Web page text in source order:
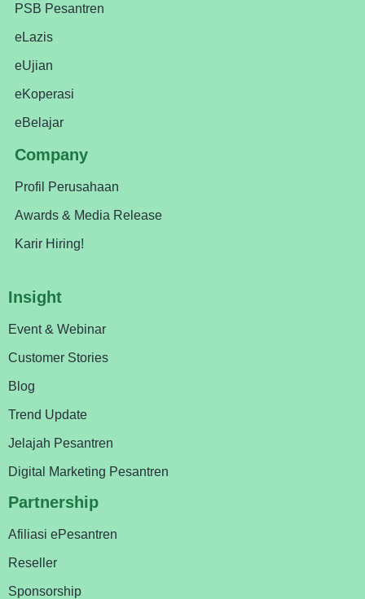
PSB Pesantren
eLazis
eUjian
eKoperasi
eBelajar
Company
Profil Perusahaan
Awards & Media Release
Karir Hiring!
Insight
Event & Webinar
Customer Stories
Blog
Trend Update
Jelajah Pesantren
Digital Marketing Pesantren
Partnership
Afiliasi ePesantren
Reseller
Sponsorship